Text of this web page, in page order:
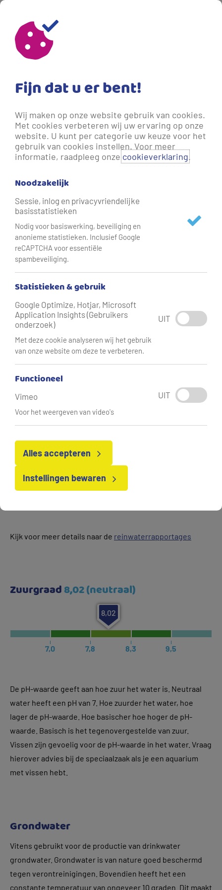
Waterhardheid
Hardheid7,8 °dH (zacht)
7,8
Hardheid drukken we uit in Duitse graden hardheid(ºdH).
sterk verschillen. Dit komt door bijvoorbeeld door de
bodemopbouw, grondwaterstroming en landbouw.
Het kraanwater van Vitens is dan ook echt een
natuurproduct. Elk water is uniek door de eigen lokale
Kijk voor meer details naar de reinwaterrapportages
Zuurgraad8,02 (neutraal)
8,02
De pH-waarde geeft aan hoe zuur het water is. Neutraal
water heeft een pH van 7. Hoe zuurder het water, hoe
lager de pH-waarde. Hoe basischer hoe hoger de pH-
waarde. Basisch is het tegenovergestelde van zuur.
Vissen zijn gevoelig voor de pH-waarde in het water. Vraag
hierover advies bij de speciaalzaak als je een aquarium
met vissen hebt.
Grondwater
Vitens gebruikt voor de productie van drinkwater
grondwater. Grondwater is van nature goed beschermd
tegen verontreinigingen. Bovendien heeft het een
constante temperatuur van ongeveer 10 graden. Dit maakt
Fijn dat u er bent!
Wij maken op onze website gebruik van cookies.
Met cookies verbeteren wij uw ervaring op onze
website. U kunt per categorie uw keuze voor het
gebruik van cookies instellen. Voor meer
informatie, raadpleeg onzecookieverklaring.
Noodzakelijk
Sessie, inlog en privacyvriendelijke
basisstatistieken
Nodig voor basiswerking, beveiliging en
anonieme statistieken. Inclusief Google
reCAPTCHA voor essentiële
spambeveiliging.
Statistieken & gebruik
Google Optimize, Hotjar, Microsoft
Application Insights (Gebruikers
onderzoek)
Met deze cookie analyseren wij het gebruik
van onze website om deze te verbeteren.
UIT
Functioneel
Vimeo
Voor het weergeven van video's
UIT
Alles accepteren
Instellingen bewaren